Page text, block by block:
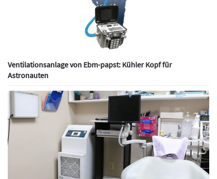
Ventilationsanlage von Ebm-papst: Kühler Kopf für
Astronauten